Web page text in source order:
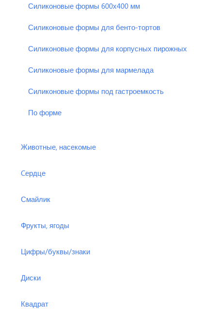
Силиконовые формы 600х400 мм
Силиконовые формы для бенто-тортов
Силиконовые формы для корпусных пирожных
Силиконовые формы для мармелада
Силиконовые формы под гастроемкость
По форме
Животные, насекомые
Cердце
Смайлик
Фрукты, ягоды
Цифры/буквы/знаки
Диски
Квадрат